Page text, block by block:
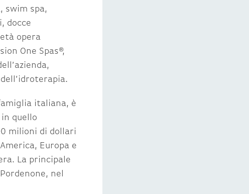
swim spa,
docce
opera
One Spas®,
italiana, è
quello
milioni di dollari
Europa e
La principale
nel